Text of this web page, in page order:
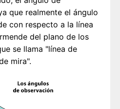
que realmente el ángulo
con respecto a la línea
del plano de los
se llama "línea de
mira".